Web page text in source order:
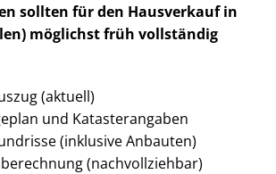
sollten für den Hausverkauf in
möglichst früh vollständig
(aktuell)
und Katasterangaben
(inklusive Anbauten)
(nachvollziehbar)